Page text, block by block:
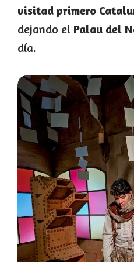
visitad primero
dejando el Palau del
día.